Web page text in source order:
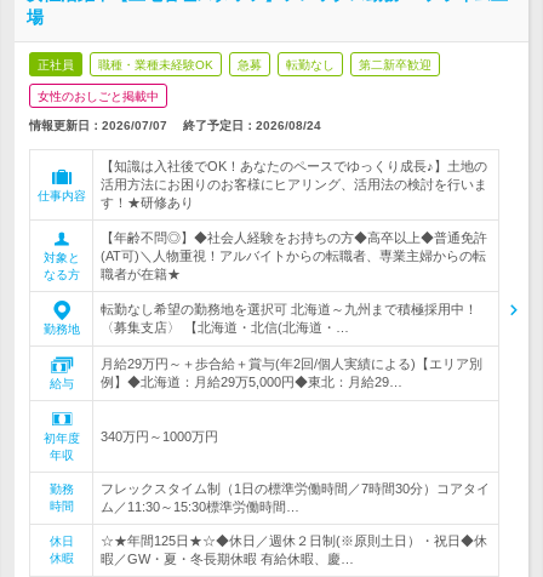
場
正社員 職種・業種未経験OK 急募 転勤なし 第二新卒歓迎
女性のおしごと掲載中
情報更新日：2026/07/07 終了予定日： 2026/08/24
仕事内容
【知識は入社後でOK！あなたのペースでゆっくり成長♪】土地の
活用方法にお困りのお客様にヒアリング、活用法の検討を行いま
す！★研修あり
対象と
なる方
【年齢不問◎】◆社会人経験をお持ちの方◆高卒以上◆普通免許
(AT可)＼人物重視！アルバイトからの転職者、専業主婦からの転
職者が在籍★
勤務地
転勤なし希望の勤務地を選択可 北海道～九州まで積極採用中！
〈募集支店〉 【北海道・北信(北海道・…
給与
月給29万円～＋歩合給＋賞与(年2回/個人実績による)【エリア別
例】◆北海道：月給29万5,000円◆東北：月給29…
初年度
年収
340万円～1000万円
勤務
時間
フレックスタイム制（1日の標準労働時間／7時間30分）コアタイ
ム／11:30～15:30標準労働時間…
休日
休暇
☆★年間125日★☆◆休日／週休２日制(※原則土日）・祝日◆休
暇／GW・夏・冬長期休暇 有給休暇、慶…